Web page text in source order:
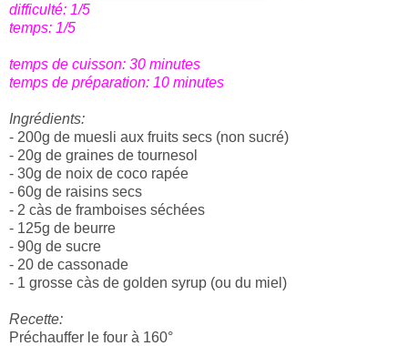
difficulté: 1/5
temps: 1/5
temps de cuisson: 30 minutes
temps de préparation: 10 minutes
Ingrédients:
- 200g de muesli aux fruits secs (non sucré)
- 20g de graines de tournesol
- 30g de noix de coco rapée
- 60g de raisins secs
- 2 càs de framboises séchées
- 125g de beurre
- 90g de sucre
- 20 de cassonade
- 1 grosse càs de golden syrup (ou du miel)
Recette:
Préchauffer le four à 160°